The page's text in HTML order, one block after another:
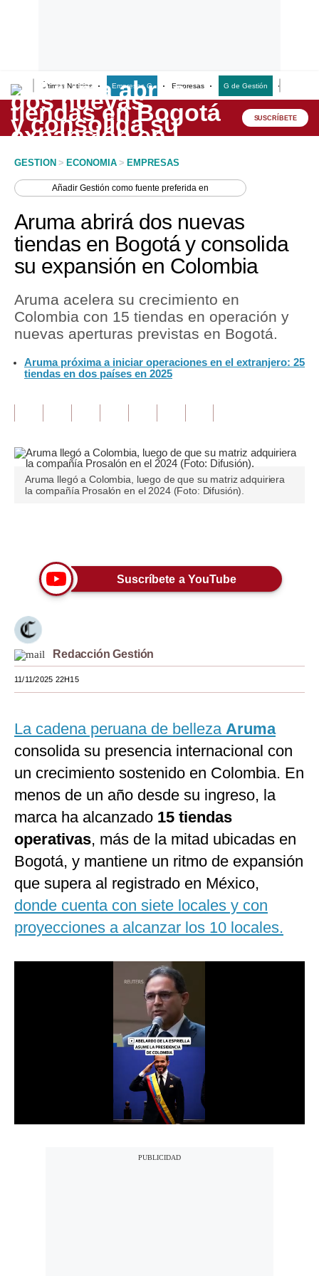
Últimas Noticias Empresas G Empresas G de Gestión
Lo último
Peru Quiosco
Economía
Mercados
Política
Finanzas Personales
Inmobiliarias
Opinión
Editorial
Tendencias
Moda
México
España
Tecnología
Club del Suscriptor
Mix
SUSCRÍBETE
GESTION > ECONOMIA > EMPRESAS
AñadirGestión como fuente preferida en
Aruma abrirá dos nuevas
tiendas en Bogotá y consolida
su expansión en Colombia
Aruma acelera su crecimiento en
Colombia con 15 tiendas en operación y
nuevas aperturas previstas en Bogotá.
Aruma próxima a iniciar operaciones en el extranjero: 25
tiendas en dos países en 2025
Aruma llegó a Colombia, luego de que su matriz adquiriera
la compañía Prosalón en el 2024 (Foto: Difusión).
Suscríbete a YouTube
Redacción Gestión
11/11/2025 22H15
La cadena peruana de belleza Aruma
consolida su presencia internacional con
un crecimiento sostenido en Colombia. En
menos de un año desde su ingreso, la
marca ha alcanzado 15 tiendas
operativas, más de la mitad ubicadas en
Bogotá, y mantiene un ritmo de expansión
que supera al registrado en México,
donde cuenta con siete locales y con
proyecciones a alcanzar los 10 locales.